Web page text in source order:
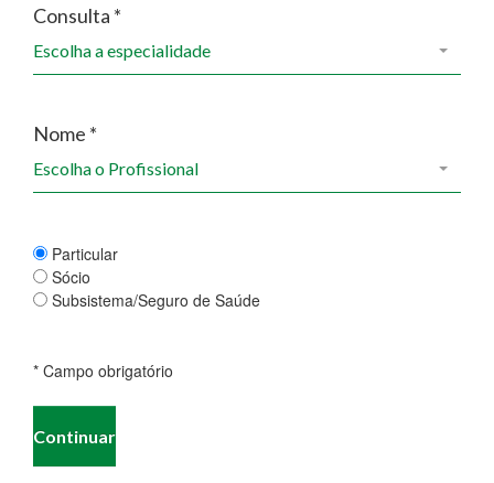
Consulta *
Escolha a especialidade
Nome *
Escolha o Profissional
Particular
Sócio
Subsistema/Seguro de Saúde
* Campo obrigatório